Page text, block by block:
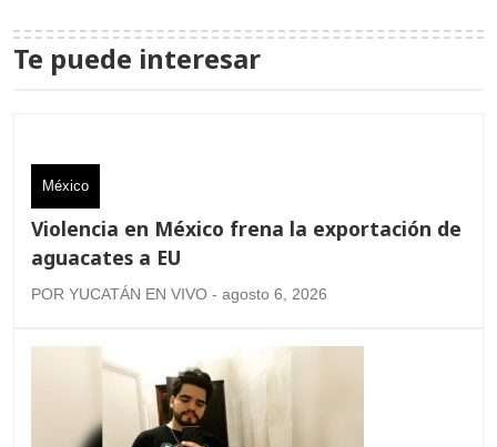
Te puede interesar
México
Violencia en México frena la exportación de
aguacates a EU
POR YUCATÁN EN VIVO - agosto 6, 2026